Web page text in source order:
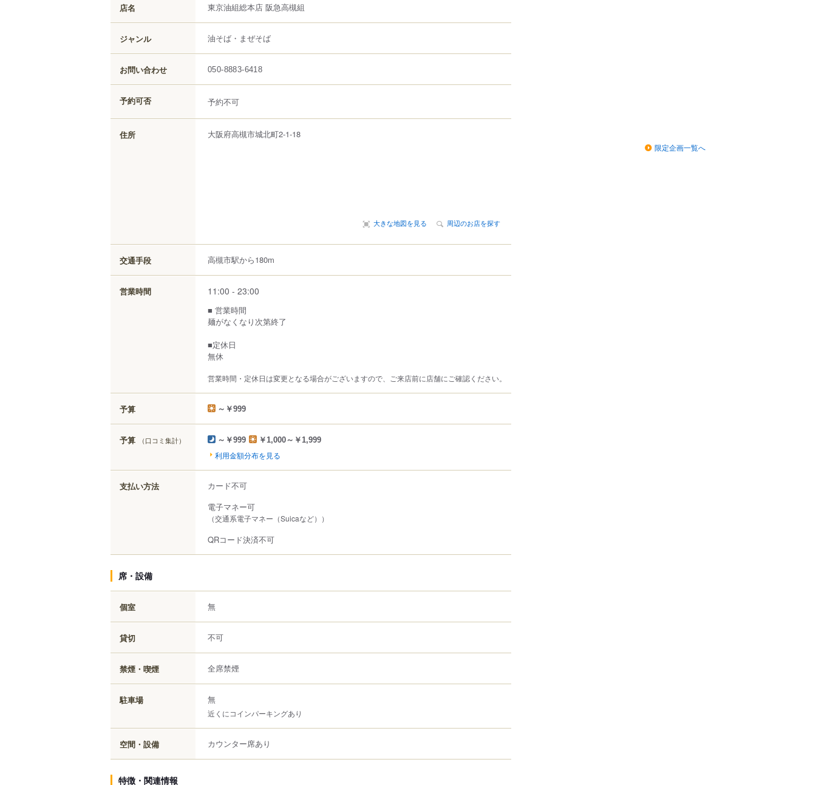
店名 東京油組総本店 阪急高槻組
ジャンル 油そば・まぜそば
お問い合わせ 050-8883-6418
予約可否 予約不可
住所 大阪府高槻市城北町2-1-18
大きな地図を見る 周辺のお店を探す
交通手段 高槻市駅から180m
営業時間 11:00 - 23:00
■ 営業時間
麺がなくなり次第終了
■定休日
無休
営業時間・定休日は変更となる場合がございますので、ご来店前に店舗にご確認ください。
予算 ～￥999
予算 （口コミ集計） ～￥999 ￥1,000～￥1,999
利用金額分布を見る
支払い方法
カード不可
電子マネー可
（交通系電子マネー（Suicaなど））
QRコード決済不可
席・設備
個室 無
貸切 不可
禁煙・喫煙 全席禁煙
駐車場 無
近くにコインパーキングあり
空間・設備 カウンター席あり
特徴・関連情報
限定企画一覧へ